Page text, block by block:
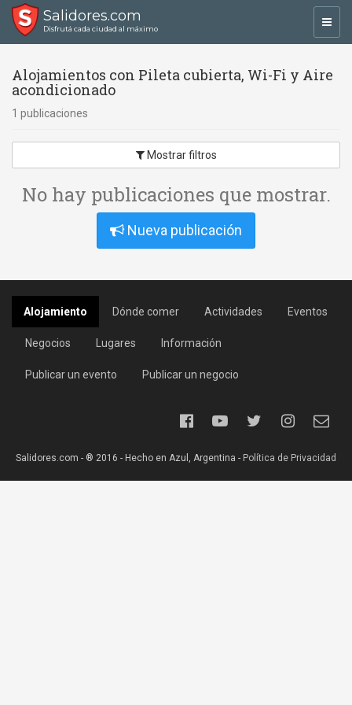
Salidores.com
Disfrutá cada ciudad al máximo
Alojamientos con Pileta cubierta, Wi-Fi y Aire
acondicionado
1 publicaciones
Mostrar filtros
No hay publicaciones que mostrar.
Nueva publicación
Alojamiento Dónde comer Actividades Eventos
Negocios Lugares Información
Publicar un evento Publicar un negocio
Salidores.com - ® 2016 - Hecho en Azul, Argentina - Política de Privacidad